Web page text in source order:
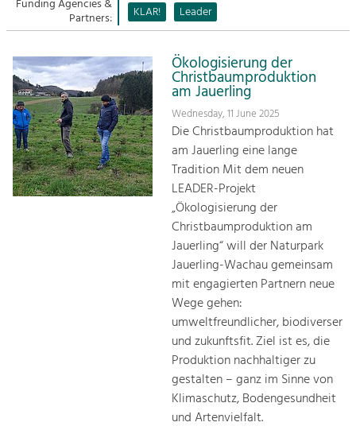
SitemapLandscape.
Tourism
Offer Development and Positioning
Art & Culture
Crafts, Science and Research.
Social Affairs, Education
Equality, Youth and Integration.
Climate Change, Public Transport and
Funding Agencies &
Partners: KLAR! Leader
Ökologisierung der
Christbaumproduktion
am Jauerling
Wednesday, 11 June 2025
Die Christbaumproduktion hat
am Jauerling eine lange
Tradition Mit dem neuen
LEADER-Projekt
„Ökologisierung der
Christbaumproduktion am
Jauerling“ will der Naturpark
Jauerling-Wachau gemeinsam
mit engagierten Partnern neue
Wege gehen:
umweltfreundlicher, biodiverser
und zukunftsfit. Ziel ist es, die
Produktion nachhaltiger zu
gestalten – ganz im Sinne von
Klimaschutz, Bodengesundheit
und Artenvielfalt.